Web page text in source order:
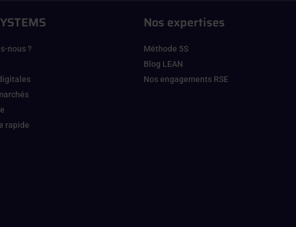
nous ?
rapide
Nos expertises
Méthode 5S
Blog LEAN
Nos engagements RSE